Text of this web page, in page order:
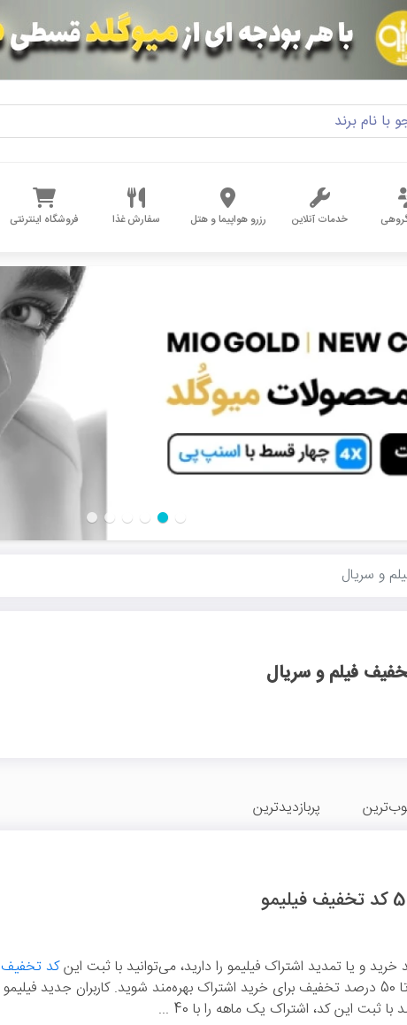
خدمات آنلاین رزرو هواپیما و هتل سفارش غذا فروشگاه اینترنتی
و سریال
فیلم و سریال
پربازدیدترین
خرید و یا تمدید اشتراک فیلیمو را دارید، می‌توانید با ثبت اینکد تخفیف
تا 50 درصد تخفیف برای خرید اشتراک بهره‌مند شوید. کاربران جدید فیلیمو
با ثبت این کد، اشتراک یک ماهه را با 40 ...